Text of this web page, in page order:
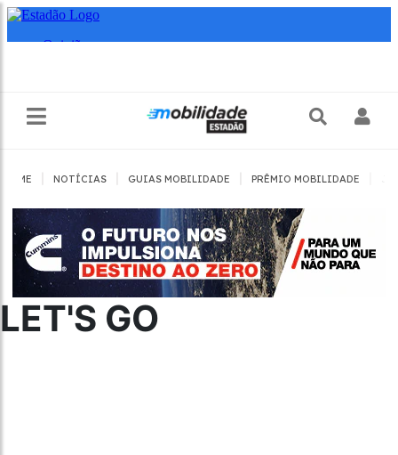
HOME NOTÍCIAS GUIAS MOBILIDADE PRÊMIO MOBILIDADE
LET'S GO